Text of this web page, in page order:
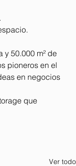
y 50.000 m² de
pioneros en el
en negocios
que
Ver todo